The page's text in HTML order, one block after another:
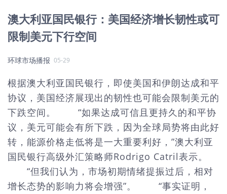
澳大利亚国民银行：美国经济增长韧性或可
限制美元下行空间
环球市场播报 05-29
根据澳大利亚国民银行，即使美国和伊朗达成和平
协议，美国经济展现出的韧性也可能会限制美元的
下跌空间。 “如果达成可信且更持久的和平协
议，美元可能会有所下跌，因为全球局势将由此好
转，能源价格走低将是一大重要利好，”澳大利亚
国民银行高级外汇策略师Rodrigo Catril表示。
“但我们认为，市场初期情绪提振过后，相对
增长态势的影响力将会增强”。 “事实证明，